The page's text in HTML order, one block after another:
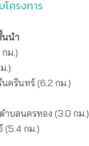
ครงการ
นนำ
กม.)
.)
นครินทร์ (6.2 กม.)
ำบลนครทอง (3.0 กม.)
(5.4 กม.)